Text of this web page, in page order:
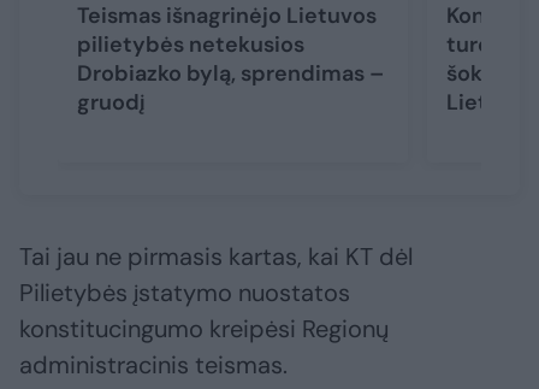
Teismas išnagrinėjo Lietuvos
pilietybės netekusios
Drobiazko bylą, sprendimas –
gruodį
turės
šokėjos
Tai jau ne pirmasis kartas, kai KT dėl
Pilietybės įstatymo nuostatos
konstitucingumo kreipėsi Regionų
administracinis teismas.